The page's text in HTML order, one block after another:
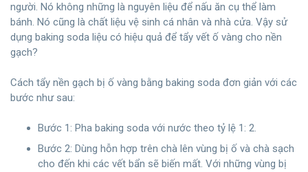
người. Nó không những là nguyên liệu để nấu ăn cụ thể làm
bánh. Nó cũng là chất liệu vệ sinh cá nhân và nhà cửa. Vậy sử
dụng baking soda liệu có hiệu quả để tẩy vết ố vàng cho nền
gạch?
Cách tẩy nền gạch bị ố vàng bằng baking soda đơn giản với các
bước như sau:
Bước 1: Pha baking soda với nước theo tỷ lệ 1: 2.
Bước 2: Dùng hỗn hợp trên chà lên vùng bị ố và chà sạch
cho đến khi các vết bẩn sẽ biến mất. Với những vùng bị